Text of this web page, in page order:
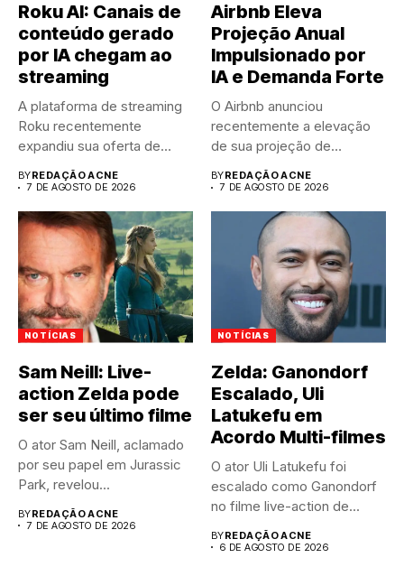
Roku AI: Canais de
conteúdo gerado
por IA chegam ao
streaming
A plataforma de streaming
Roku recentemente
expandiu sua oferta de
canais FAST,...
BYREDAÇÃO ACNE
7 DE AGOSTO DE 2026
Airbnb Eleva
Projeção Anual
Impulsionado por
IA e Demanda Forte
O Airbnb anunciou
recentemente a elevação
de sua projeção de
resultados anuais....
BYREDAÇÃO ACNE
7 DE AGOSTO DE 2026
NOTÍCIAS
Sam Neill: Live-
action Zelda pode
ser seu último filme
O ator Sam Neill, aclamado
por seu papel em Jurassic
Park, revelou...
BYREDAÇÃO ACNE
7 DE AGOSTO DE 2026
NOTÍCIAS
Zelda: Ganondorf
Escalado, Uli
Latukefu em
Acordo Multi-filmes
O ator Uli Latukefu foi
escalado como Ganondorf
no filme live-action de...
BYREDAÇÃO ACNE
6 DE AGOSTO DE 2026